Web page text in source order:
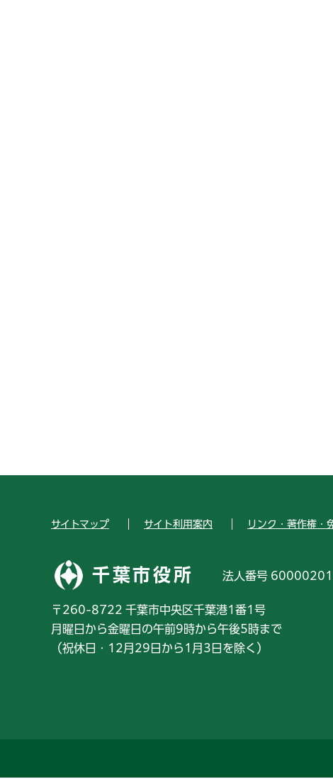
サイトマップ サイト利用案内 リンク・著作権・
千葉市役所 法人番号
〒260-8722 千葉市中央区千葉港1番1号
月曜日から金曜日の午前9時から午後5時まで
（祝休日・12月29日から1月3日を除く）